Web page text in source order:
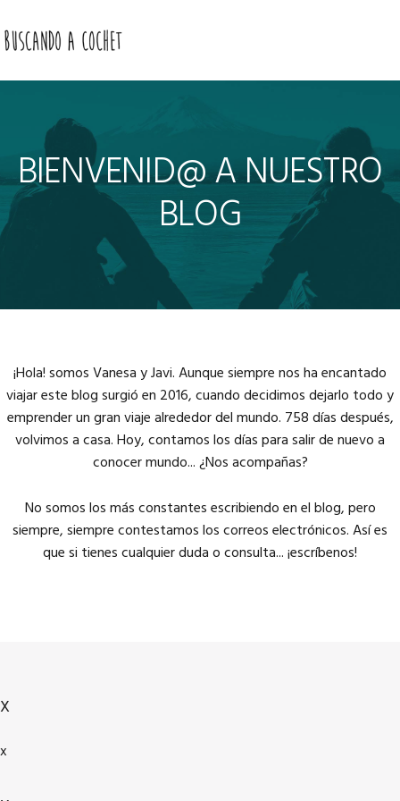
to
primary
navigation
to
main
content
BIENVENID@ A NUESTRO
BLOG
Content
¡Hola! somos Vanesa y Javi. Aunque siempre nos ha encantado
viajar este blog surgió en 2016, cuando decidimos dejarlo todo y
emprender un gran viaje alrededor del mundo. 758 días después,
volvimos a casa. Hoy, contamos los días para salir de nuevo a
conocer mundo... ¿Nos acompañas?
No somos los más constantes escribiendo en el blog, pero
siempre, siempre contestamos los correos electrónicos. Así es
que si tienes cualquier duda o consulta... ¡escríbenos!
X
x